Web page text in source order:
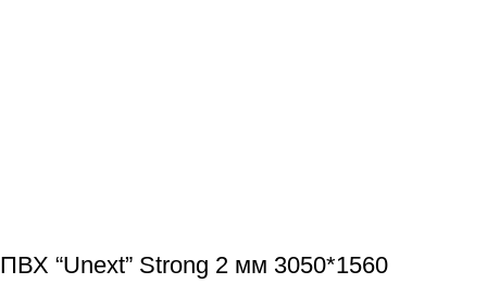
ПВХ “Unext” Strong 2 мм 3050*1560